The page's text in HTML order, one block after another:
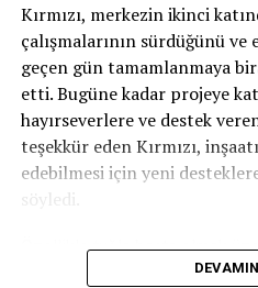
Kırmızı, merkezin ikinci
çalışmalarının sürdüğünü
geçen gün tamamlanmaya
etti. Bugüne kadar projeye
hayırseverlere ve destek
teşekkür eden Kırmızı,
edebilmesi için yeni
söyledi.
Özellikle tuğla başta olmak
malzemelerinin temin